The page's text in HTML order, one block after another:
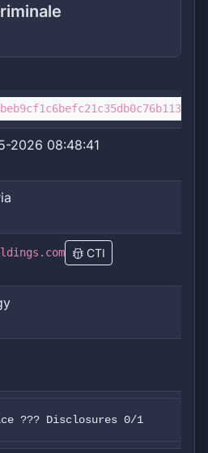
2026 08:48:41
CTI
??? Disclosures 0/1